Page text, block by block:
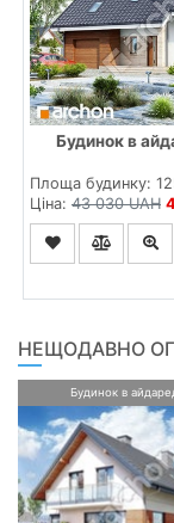
Будинок в
Площа будинку:
Ціна: 43 030 UAH
НЕЩОДАВНО
Будинок в